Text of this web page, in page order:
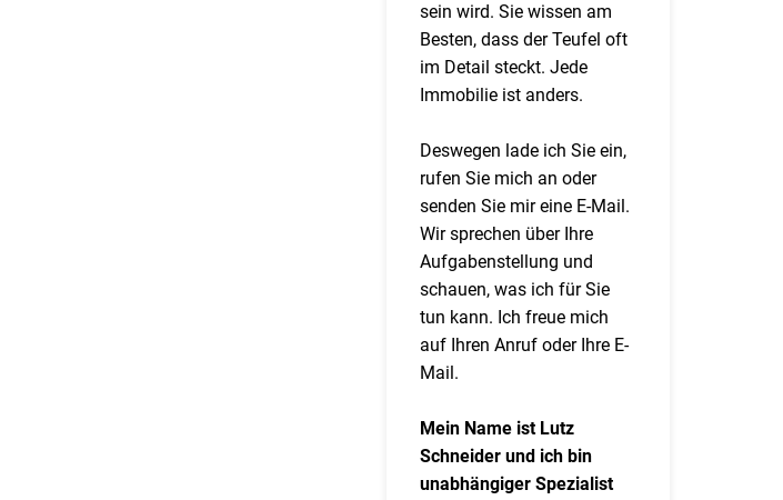
sein wird. Sie wissen am
Besten, dass der Teufel oft
im Detail steckt. Jede
Immobilie ist anders.
Deswegen lade ich Sie ein,
rufen Sie mich an oder
senden Sie mir eine E-Mail.
Wir sprechen über Ihre
Aufgabenstellung und
schauen, was ich für Sie
tun kann. Ich freue mich
auf Ihren Anruf oder Ihre E-
Mail.
Mein Name ist Lutz
Schneider und ich bin
unabhängiger Spezialist